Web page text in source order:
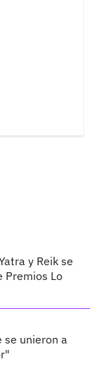
y Reik se
Premios Lo
se unieron a